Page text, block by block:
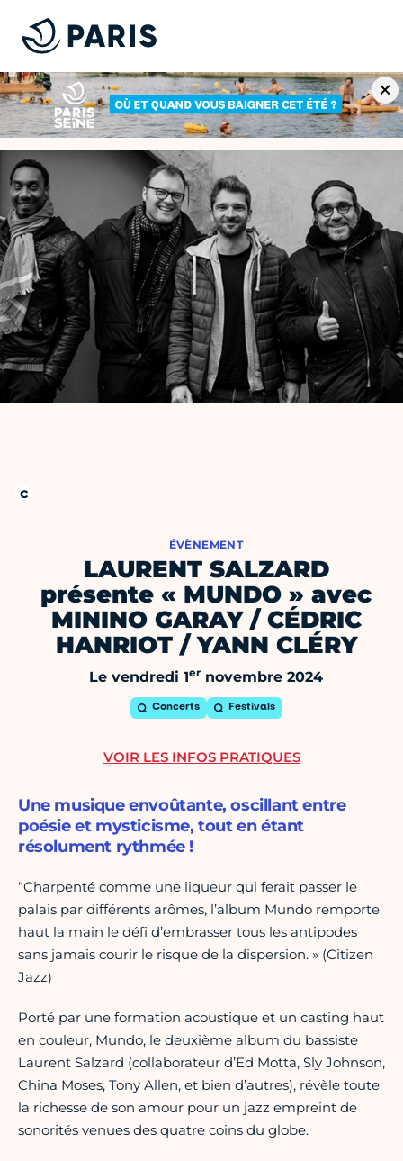
ÉVÈNEMENT
LAURENT SALZARD
présente « MUNDO » avec
MININO GARAY / CÉDRIC
HANRIOT / YANN CLÉRY
Le vendredi 1er novembre 2024
Concerts Festivals
Une musique envoûtante, oscillant entre
poésie et mysticisme, tout en étant
résolument rythmée !
“Charpenté comme une liqueur qui ferait passer le
palais par différents arômes, l’album Mundo remporte
haut la main le défi d’embrasser tous les antipodes
sans jamais courir le risque de la dispersion. » (Citizen
Jazz)
Porté par une formation acoustique et un casting haut
en couleur, Mundo, le deuxième album du bassiste
Laurent Salzard (collaborateur d’Ed Motta, Sly Johnson,
China Moses, Tony Allen, et bien d’autres), révèle toute
la richesse de son amour pour un jazz empreint de
sonorités venues des quatre coins du globe.
VOIR LES INFOS PRATIQUES